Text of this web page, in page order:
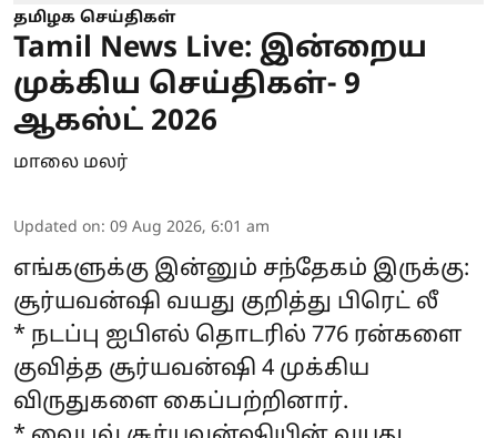
தமிழக செய்திகள்
Tamil News Live: இன்றைய
முக்கிய செய்திகள்- 9
ஆகஸ்ட் 2026
மாலை மலர்
Updated on: 09 Aug 2026, 6:01 am
எங்களுக்கு இன்னும் சந்தேகம் இருக்கு:
சூர்யவன்ஷி வயது குறித்து பிரெட் லீ
* நடப்பு ஐபிஎல் தொடரில் 776 ரன்களை
குவித்த சூர்யவன்ஷி 4 முக்கிய
விருதுகளை கைப்பற்றினார்.